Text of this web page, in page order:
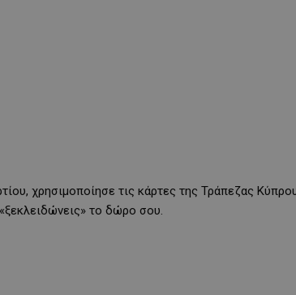
χρησιμοποίησε τις κάρτες της Τράπεζας
το δώρο σου.